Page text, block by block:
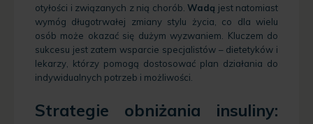
otyłości i związanych z nią chorób. Wadą jest natomiast
wymóg długotrwałej zmiany stylu życia, co dla wielu
osób może okazać się dużym wyzwaniem. Kluczem do
sukcesu jest zatem wsparcie specjalistów – dietetyków i
lekarzy, którzy pomogą dostosować plan działania do
indywidualnych potrzeb i możliwości.
Strategie obniżania insuliny: